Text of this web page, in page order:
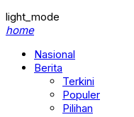
light_mode
home
Nasional
Berita
Terkini
Populer
Pilihan